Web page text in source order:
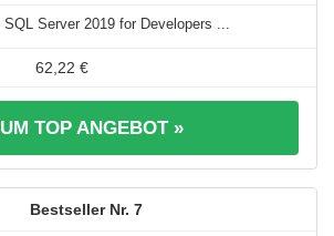
SQL Server 2019 for Developers ...
62,22 €
TOP ANGEBOT »
7